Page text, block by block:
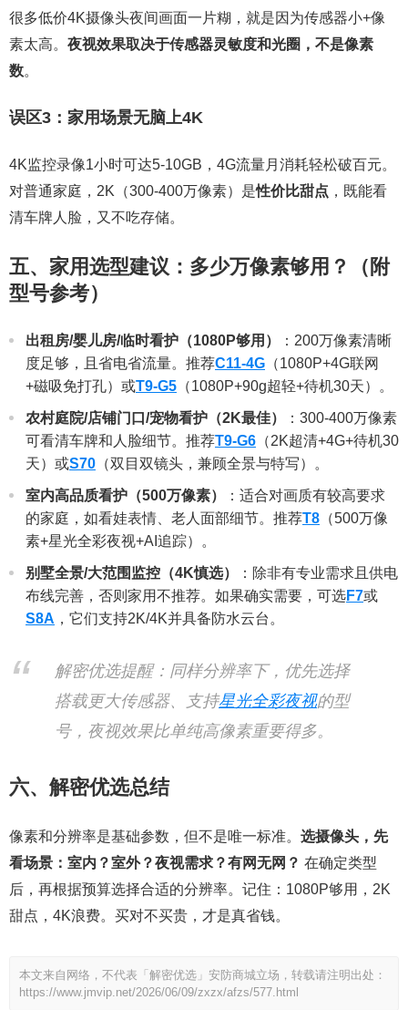
很多低价4K摄像头夜间画面一片糊，就是因为传感器小+像
素太高。 夜视效果取决于传感器灵敏度和光圈，不是像素
数。
误区3：家用场景无脑上4K
4K监控录像1小时可达5-10GB，4G流量月消耗轻松破百元。
对普通家庭，2K（300-400万像素）是性价比甜点 ，既能看
清车牌人脸，又不吃存储。
五、家用选型建议：多少万像素够用？（附
型号参考）
出租房/婴儿房/临时看护（1080P够用）
：200万像素清晰
度足够，且省电省流量。推荐C11-4G （1080P+4G联网
+磁吸免打孔）或T9-G5 （1080P+90g超轻+待机30天）。
农村庭院/店铺门口/宠物看护（2K最佳）
：300-400万像素
可看清车牌和人脸细节。推荐T9-G6 （2K超清+4G+待机30
天）或S70 （双目双镜头，兼顾全景与特写）。
室内高品质看护（500万像素）
：适合对画质有较高要求
的家庭，如看娃表情、老人面部细节。推荐T8 （500万像
素+星光全彩夜视+AI追踪）。
别墅全景/大范围监控（4K慎选）
：除非有专业需求且供电
布线完善，否则家用不推荐。如果确实需要，可选F7或
S8A ，它们支持2K/4K并具备防水云台。
解密优选提醒：同样分辨率下，优先选择
搭载更大传感器、支持星光全彩夜视的型
号，夜视效果比单纯高像素重要得多。
六、解密优选总结
像素和分辨率是基础参数，但不是唯一标准。 选摄像头，先
看场景：室内？室外？夜视需求？有网无网？ 在确定类型
后，再根据预算选择合适的分辨率。记住：1080P够用，2K
甜点，4K浪费。买对不买贵，才是真省钱。
本文来自网络，不代表「解密优选」安防商城立场，转载请注明出处：
https://www.jmvip.net/2026/06/09/zxzx/afzs/577.html